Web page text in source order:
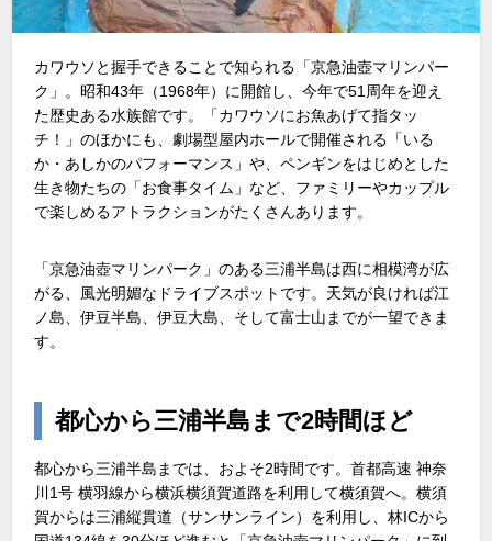
カワウソと握手できることで知られる「京急油壺マリンパー
ク」。昭和43年（1968年）に開館し、今年で51周年を迎え
た歴史ある水族館です。「カワウソにお魚あげて指タッ
チ！」のほかにも、劇場型屋内ホールで開催される「いる
か・あしかのパフォーマンス」や、ペンギンをはじめとした
生き物たちの「お食事タイム」など、ファミリーやカップル
で楽しめるアトラクションがたくさんあります。
「京急油壺マリンパーク」のある三浦半島は西に相模湾が広
がる、風光明媚なドライブスポットです。天気が良ければ江
ノ島、伊豆半島、伊豆大島、そして富士山までが一望できま
す。
都心から三浦半島まで2時間ほど
都心から三浦半島までは、およそ2時間です。首都高速 神奈
川1号 横羽線から横浜横須賀道路を利用して横須賀へ。横須
賀からは三浦縦貫道（サンサンライン）を利用し、林ICから